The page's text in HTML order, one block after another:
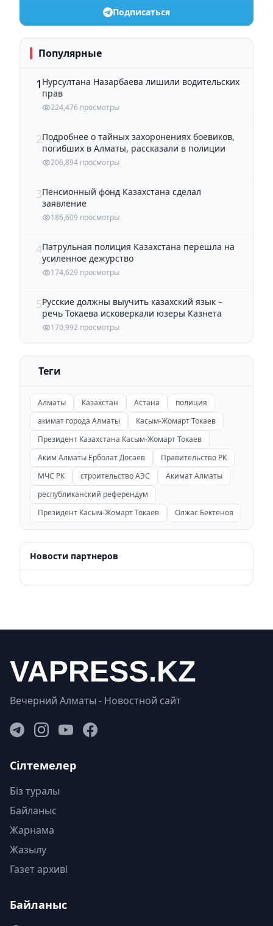
Подписаться
Популярные
1 Нурсултана Назарбаева лишили водительских
прав
224,476 просмотры
2Подробнее о тайных захоронениях боевиков,
погибших в Алматы, рассказали в полиции
206,894 просмотры
3Пенсионный фонд Казахстана сделал
заявление
186,609 просмотры
4Патрульная полиция Казахстана перешла на
усиленное дежурство
174,629 просмотры
5Русские должны выучить казахский язык –
речь Токаева исковеркали юзеры Казнета
170,992 просмотры
Теги
Алматы Казахстан Астана
полиция
акимат города Алматы
Касым-Жомарт Токаев
Президент Казахстана Касым-Жомарт Токаев
Аким Алматы Ерболат Досаев
Правительство РК
МЧС РК
строительство АЭС
Акимат Алматы
республиканский референдум
Президент Касым-Жомарт Токаев
Олжас Бектенов
Новости партнеров
Вечерний Алматы - Новостной сайт
Сілтемелер
Біз туралы
Байланыс
Жарнама
Жазылу
Газет архиві
Байланыс